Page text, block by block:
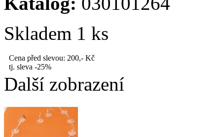
Skladem 1 ks
Cena před slevou: 200,- Kč
tj. sleva -25%
Další zobrazení